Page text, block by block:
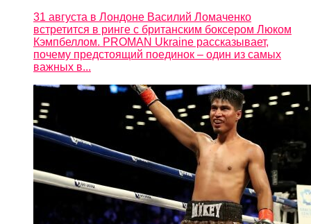
31 августа в Лондоне Василий Ломаченко
встретится в ринге с британским боксером Люком
Кэмпбеллом. PROMAN Ukraine рассказывает,
почему предстоящий поединок – один из самых
важных в...